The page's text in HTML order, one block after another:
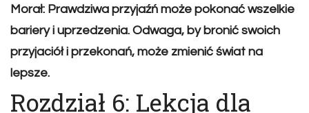
Morał: Prawdziwa przyjaźń może pokonać wszelkie
bariery i uprzedzenia. Odwaga, by bronić swoich
przyjaciół i przekonań, może zmienić świat na
lepsze.
Rozdział 6: Lekcja dla